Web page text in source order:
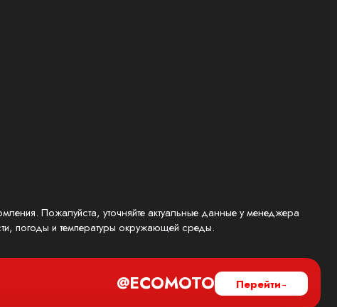
Пожалуйста, уточняйте актуальные данные у менеджера
погоды и температуры окружающей среды.
@ECOMOTO Перейти